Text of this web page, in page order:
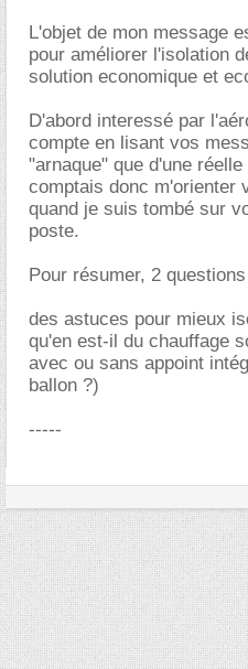
L'objet de mon message
pour améliorer l'isolation
solution economique et
D'abord interessé par
compte en lisant vos
"arnaque" que d'une
comptais donc m'orienter
quand je suis tombé sur
poste.
Pour résumer, 2
des astuces pour mieux
qu'en est-il du chauffage
avec ou sans appoint
ballon ?)
-----